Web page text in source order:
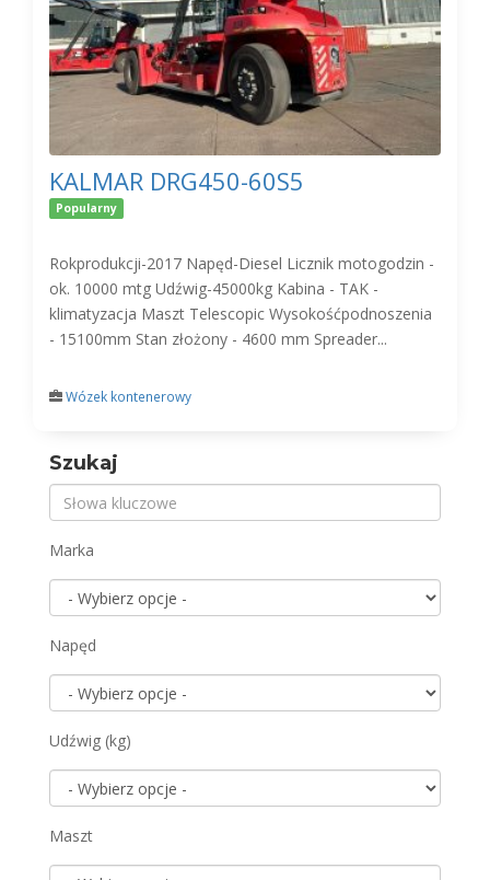
KALMAR DRG450-60S5
Popularny
Rokprodukcji-2017 Napęd-Diesel Licznik motogodzin -
ok. 10000 mtg Udźwig-45000kg Kabina - TAK -
klimatyzacja Maszt Telescopic Wysokośćpodnoszenia
- 15100mm Stan złożony - 4600 mm Spreader...
Wózek kontenerowy
Szukaj
Marka
Napęd
Udźwig (kg)
Maszt